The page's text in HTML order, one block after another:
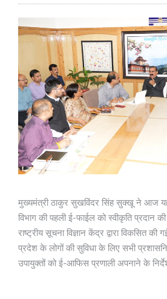
मुख्यमंत्री ठाकुर सुखविंदर सिंह सुक्खू ने आज यहां
विभाग की पहली ई-फाईल को स्वीकृति
राष्ट्रीय सूचना विज्ञान केंद्र द्वारा विकसित
प्रदेश के लोगों की सुविधा के लिए सभी
उपायुक्तों को ई-आफिस प्रणाली अपनाने के